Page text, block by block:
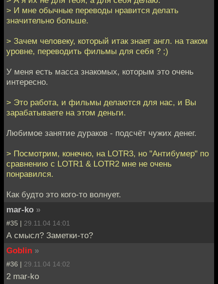
> И мне обычные переводы нравится делать
значительно больше.
> Зачем человеку, который итак знает англ. на таком
уровне, переводить фильмы для себя ? ;)
У меня есть масса знакомых, которым это очень
интересно.
> Это работа, и фильмы делаются для нас, и Вы
зарабатываете на этом деньги.
Любимое занятие дураков - подсчёт чужих денег.
> Посмотрим, конечно, на LOTR3, но "Антибумер" по
сравнению с LOTR1 & LOTR2 мне не очень
понравился.
Как будто это кого-то волнует.
mar-ko »
#35 | 29.11.04 14:01
А смысл? Заметки-то?
Goblin »
#36 | 29.11.04 14:02
2 mar-ko